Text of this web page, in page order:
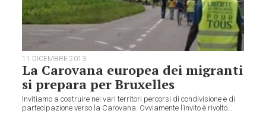
11 DICEMBRE 2013
La Carovana europea dei migranti
si prepara per Bruxelles
Invitiamo a costruire nei vari territori percorsi di condivisione e di
partecipazione verso la Carovana. Ovviamente l’invito è rivolto...